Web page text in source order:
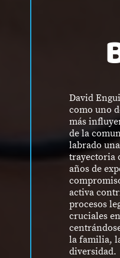
David
como uno
más
de la
labrado
trayectoria
años de
activa
procesos
cruciales
la familia,
diversidad.